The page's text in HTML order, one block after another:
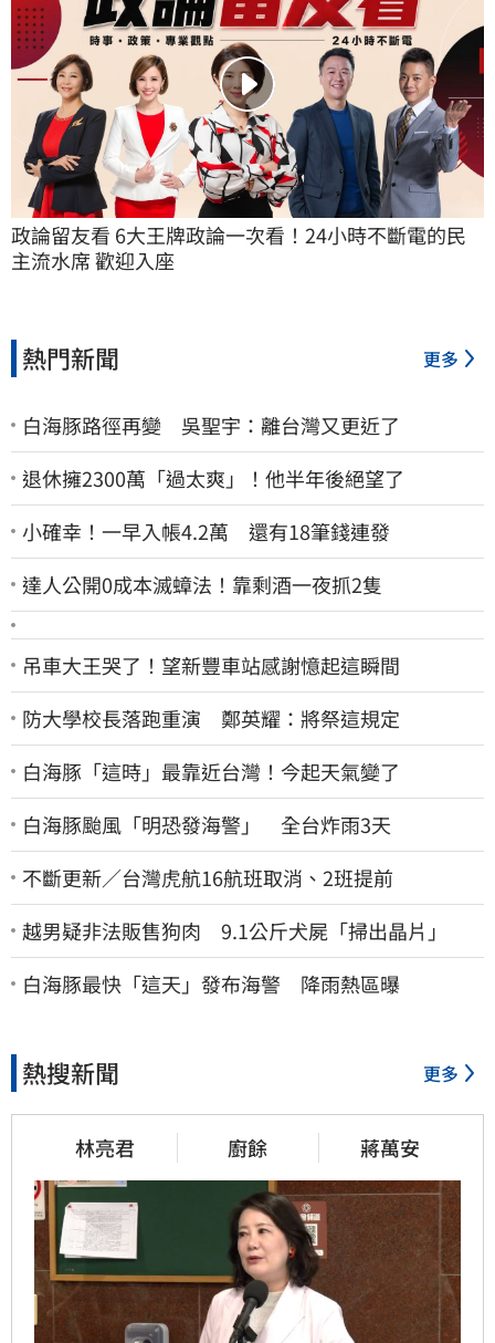
政論留友看 6大王牌政論一次看！24小時不斷電的民
主流水席 歡迎入座
熱門新聞 更多
白海豚路徑再變 吳聖宇：離台灣又更近了
退休擁2300萬「過太爽」！他半年後絕望了
小確幸！一早入帳4.2萬 還有18筆錢連發
達人公開0成本滅蟑法！靠剩酒一夜抓2隻
吊車大王哭了！望新豐車站感謝憶起這瞬間
防大學校長落跑重演 鄭英耀：將祭這規定
白海豚「這時」最靠近台灣！今起天氣變了
白海豚颱風「明恐發海警」 全台炸雨3天
不斷更新／台灣虎航16航班取消、2班提前
越男疑非法販售狗肉 9.1公斤犬屍「掃出晶片」
白海豚最快「這天」發布海警 降雨熱區曝
熱搜新聞 更多
林亮君 廚餘 蔣萬安